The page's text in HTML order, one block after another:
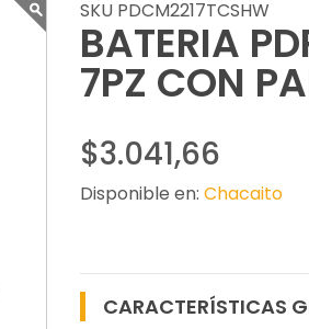
SKU PDCM2217TCSHW
BATERIA
7PZ CON
$3.041,66
Disponible en: Chacaito
CARACTERÍSTICAS